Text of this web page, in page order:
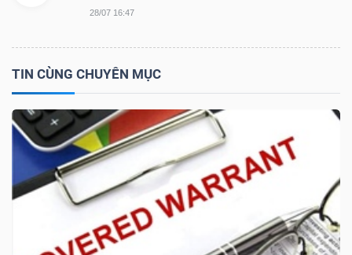
28/07 16:47
TIN CÙNG CHUYÊN MỤC
CÔNG
CỤ
ĐẦU
TƯ